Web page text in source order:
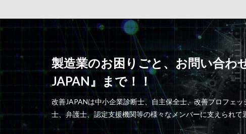
製造業のお困りごと、お問い合わ
JAPAN』まで！！
改善JAPANは中小企業診断士、自主保全士、改善プロフェ
士、弁護士、認定支援機関等の様々なメンバーに支えられて